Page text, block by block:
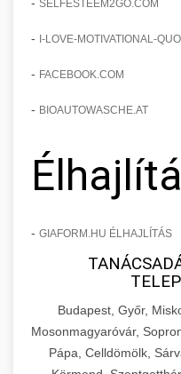
SELFESTEEM2GO.COM
- I-LOVE-MOTIVATIONAL-
- FACEBOOK.COM
- BIOAUTOWASCHE.AT
- GIAFORM.HU ÉLHAJLÍTÁS
Budapest, Győr,
Mosonmagyaróvár,
Pápa, Celldömölk,